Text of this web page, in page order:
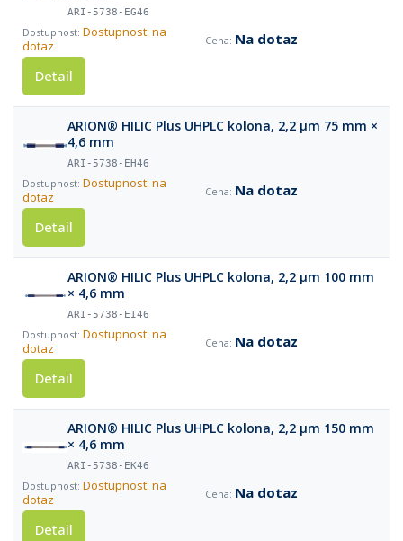
ARI-5738-EG46
Dostupnost: na
dotaz
Na dotaz
Detail
ARION® HILIC Plus UHPLC kolona, 2,2 µm 75 mm ×
4,6 mm
ARI-5738-EH46
Dostupnost: na
dotaz
Na dotaz
Detail
ARION® HILIC Plus UHPLC kolona, 2,2 µm 100 mm
× 4,6 mm
ARI-5738-EI46
Dostupnost: na
dotaz
Na dotaz
Detail
ARION® HILIC Plus UHPLC kolona, 2,2 µm 150 mm
× 4,6 mm
ARI-5738-EK46
Dostupnost: na
dotaz
Na dotaz
Detail